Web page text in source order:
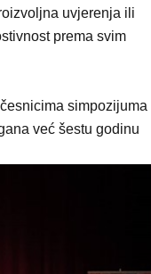
uvjerenja ili
prema svim
simpozijuma
već šestu godinu